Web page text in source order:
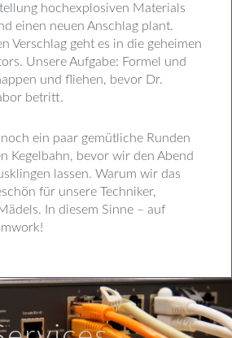
hochexplosiven Materials
einen neuen Anschlag plant.
Verschlag geht es in die geheimen
Unsere Aufgabe: Formel und
und fliehen, bevor Dr.
betritt.
noch ein paar gemütliche Runden
Kegelbahn, bevor wir den Abend
lassen. Warum wir das
für unsere Techniker,
In diesem Sinne – auf